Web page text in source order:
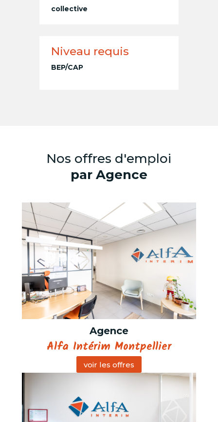
collective
Niveau requis
BEP/CAP
Nos offres d'emploi
par Agence
Agence
Alfa Intérim Montpellier
voir les offres